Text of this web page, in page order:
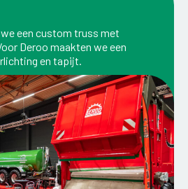
een custom truss met
Deroo maakten we een
en tapijt.